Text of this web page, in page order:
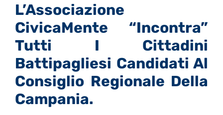
L’Associazione
CivicaMente “Incontra”
Tutti I Cittadini
Battipagliesi Candidati Al
Consiglio Regionale Della
Campania.